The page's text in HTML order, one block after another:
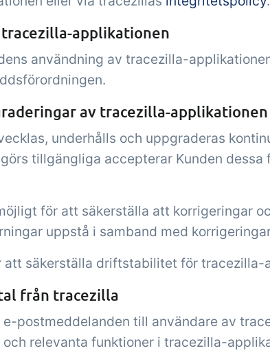
tracezilla-applikationen
användning av tracezilla-
av tracezilla-applikationen
underhålls och uppgraderas
tillgängliga accepterar Kunden
för att säkerställa att korrigeringar
uppstå i samband med
att säkerställa driftstabilitet för tracezilla-
från tracezilla
e-postmeddelanden till användare av
relevanta funktioner i tracezilla-